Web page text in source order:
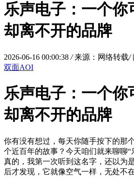
乐声电子：一个你
却离不开的品牌
2026-06-16 00:00:38 / 来源：网络转载/
双面AOI
乐声电子：一个你
却离不开的品牌
你有没有想过，每天你随手按下的那
个近百年的故事？今天咱们就来聊聊
真的，我第一次听到这名字，还以为
后才发现，它就像空气一样，无处不